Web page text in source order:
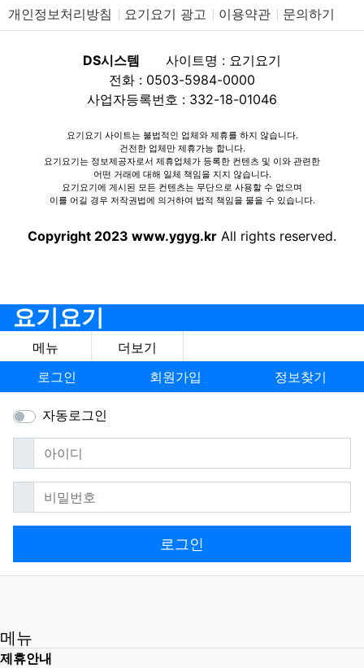
개인정보처리방침 요기요기 광고 이용약관 문의하기
DS시스템
사이트명 : 요기요기
전화 : 0503-5984-0000
사업자등록번호 : 332-18-01046
요기요기 사이트는 불법적인 업체와 제휴를 하지 않습니다.
건전한 업체만 제휴가능 합니다.
요기요기는 정보제공자로서 제휴업체가 등록한 컨텐츠 및 이와 관련한
어떤 거래에 대해 일체 책임을 지지 않습니다.
요기요기에 게시된 모든 컨텐츠는 무단으로 사용할 수 없으며
이를 어길 경우 저작권법에 의거하여 법적 책임을 물을 수 있습니다.
Copyright 2023 www.ygyg.kr All rights reserved.
요기요기
메뉴
더보기
로그인
회원가입 정보찾기
자동로그인
아이디필수
비밀번호필수
로그인
메뉴
제휴안내